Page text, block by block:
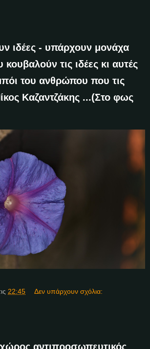
ιδέες - υπάρχουν μονάχα
τις ιδέες κι αυτές
του ανθρώπου που τις
Καζαντζάκης ...(Στο φως
22:45 Δεν υπάρχουν σχόλια:
αντιπροσωπευτικός